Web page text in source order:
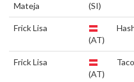
Mateja
(SI)
Frick Lisa
(AT)
Frick Lisa
(AT)
Taco